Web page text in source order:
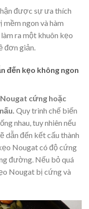
được sự ưa thích
ngon và hàm
ra một khuôn kẹo
đơn giản.
đến kẹo không ngon
cứng hoặc
Quy trình chế biến
nhau, tuy nhiên nếu
dẫn đến kết cấu thành
Nougat có độ cứng
đường. Nếu bỏ quá
Nougat bị cứng và